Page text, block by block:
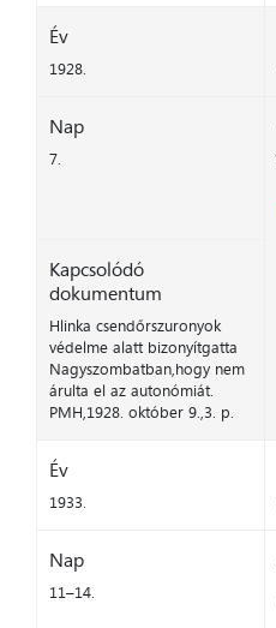
Év
1928.
Nap
7.
Kapcsolódó
dokumentum
Hlinka csendőrszuronyok
védelme alatt bizonyítgatta
Nagyszombatban,hogy nem
árulta el az autonómiát.
PMH,1928. október 9.,3. p.
Év
1933.
Nap
11–14.